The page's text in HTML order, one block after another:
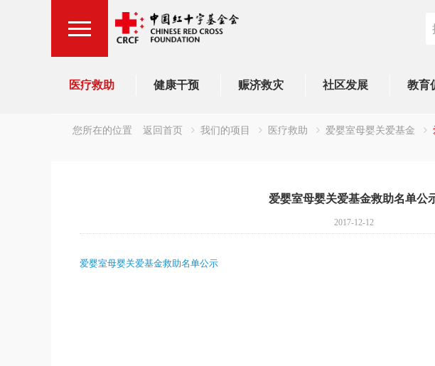
医疗救助 健康干预 赈济救灾 社区发展 教育
您所在的位置 返回首页 我们的项目 医疗救助 爱婴室母婴关爱基金
爱婴室母婴关爱基金救助名单公
2017-12-12
爱婴室母婴关爱基金救助名单公示